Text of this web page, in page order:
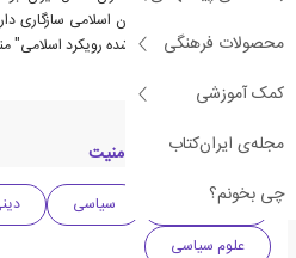
محصولات فرهنگی
کمک آموزشی
مجله‌ی ایران‌کتاب
چی بخونم؟
می‌شود که با اصول گفتمان اسلامی سازگاری
در کتاب امنیت اجتماعی شده رویکرد اسلامی"
دسته بندی های کتاب امنیت
ادبیات معاصر سیاسی
علوم سیاسی